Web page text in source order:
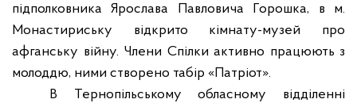
підполковника Ярослава Павловича Горошка, в м.
Монастириську відкрито кімнату-музей про
афганську війну. Члени Спілки активно працюють з
молоддю, ними створено табір «Патріот».
В Тернопільському обласному відділенні